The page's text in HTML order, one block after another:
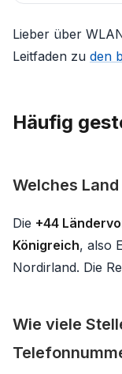
Lieber über
Leitfaden zu den
Häufig
Welches
Die +44
Königreich, also
Nordirland. Die
Wie viele